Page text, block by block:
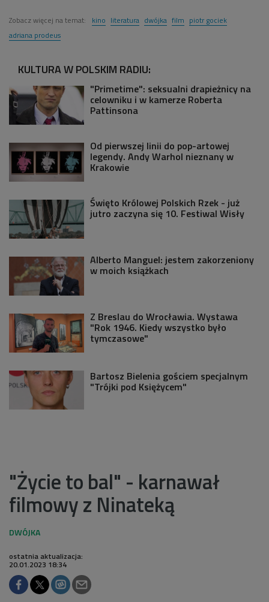
Zobacz więcej na temat: kino literatura dwójka film piotr gociek
adriana prodeus
KULTURA W POLSKIM RADIU:
"Primetime": seksualni drapieżnicy na
celowniku i w kamerze Roberta
Pattinsona
Od pierwszej linii do pop-artowej
legendy. Andy Warhol nieznany w
Krakowie
Święto Królowej Polskich Rzek - już
jutro zaczyna się 10. Festiwal Wisły
Alberto Manguel: jestem zakorzeniony
w moich książkach
Z Breslau do Wrocławia. Wystawa
"Rok 1946. Kiedy wszystko było
tymczasowe"
Bartosz Bielenia gościem specjalnym
"Trójki pod Księżycem"
"Życie to bal" - karnawał
filmowy z Ninateką
ostatnia aktualizacja:
20.01.2023 18:34